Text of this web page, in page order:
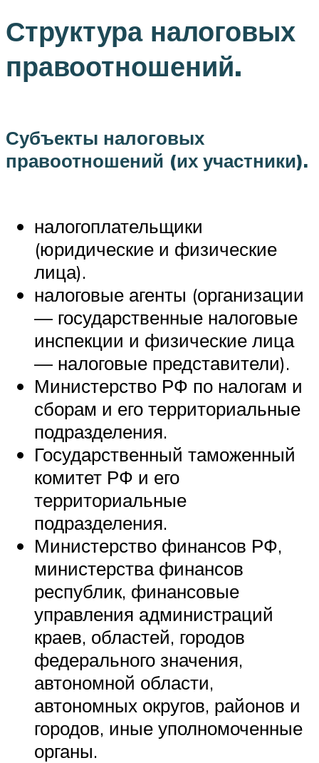
Структура налоговых
правоотношений.
Субъекты налоговых
правоотношений (их участники).
налогоплательщики
(юридические и физические
лица).
налоговые агенты (организации
— государственные налоговые
инспекции и физические лица
— налоговые представители).
Министерство РФ по налогам и
сборам и его территориальные
подразделения.
Государственный таможенный
комитет РФ и его
территориальные
подразделения.
Министерство финансов РФ,
министерства финансов
республик, финансовые
управления администраций
краев, областей, городов
федерального значения,
автономной области,
автономных округов, районов и
городов, иные уполномоченные
органы.